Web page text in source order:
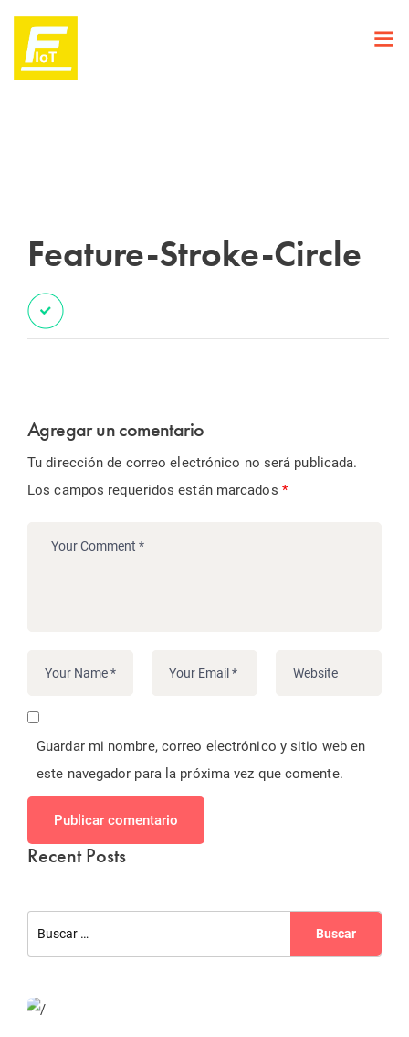
Feature-Stroke-Circle
Agregar un comentario
Tu dirección de correo electrónico no será publicada.
Los campos requeridos están marcados *
Guardar mi nombre, correo electrónico y sitio web en
este navegador para la próxima vez que comente.
Publicar comentario
Recent Posts